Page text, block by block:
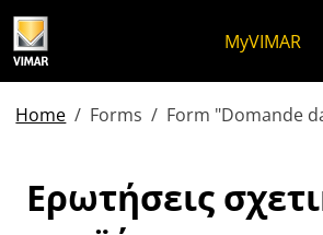
MyVIMAR
Home Forms Form "Domande
Ερωτήσεις
Ερωτήσεις